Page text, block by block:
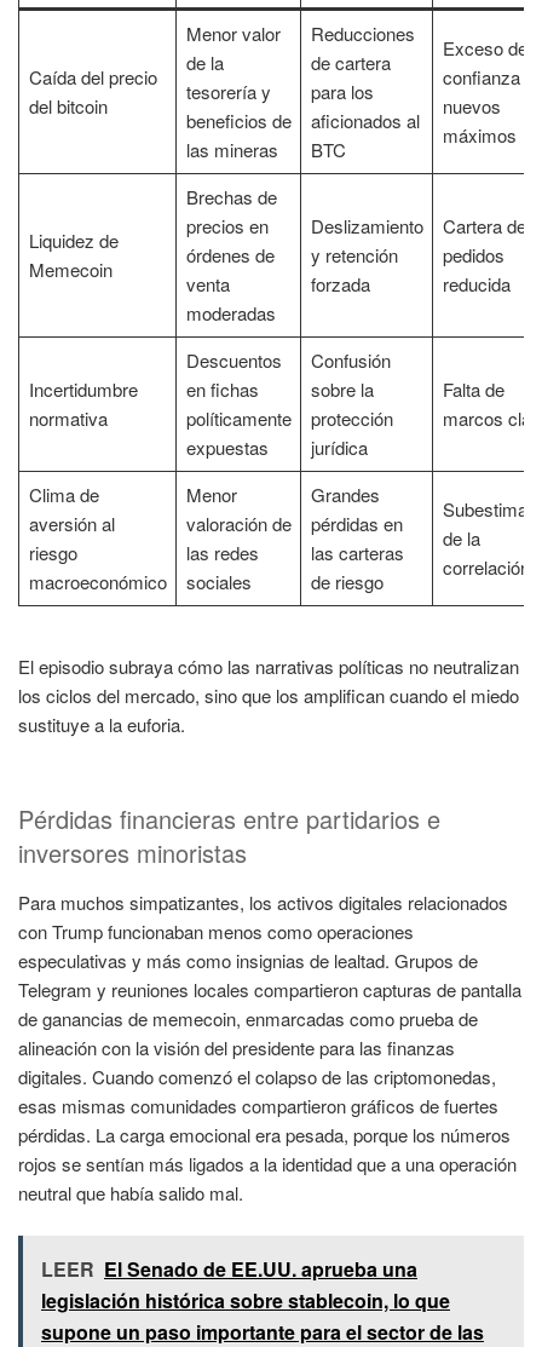
Caída del precio
del bitcoin
Menor valor
de la
tesorería y
beneficios de
las mineras
Reducciones
de cartera
para los
aficionados al
BTC
Exceso de
confianza
nuevos
máximos
Liquidez de
Memecoin
Brechas de
precios en
órdenes de
venta
moderadas
Deslizamiento
y retención
forzada
Cartera de
pedidos
reducida
Incertidumbre
normativa
Descuentos
en fichas
políticamente
expuestas
Confusión
sobre la
protección
jurídica
Falta de
marcos
Clima de
aversión al
riesgo
macroeconómico
Menor
valoración de
las redes
sociales
Grandes
pérdidas en
las carteras
de riesgo
de la
correlación
El episodio subraya cómo las narrativas políticas no neutralizan
los ciclos del mercado, sino que los amplifican cuando el miedo
sustituye a la euforia.
Pérdidas financieras entre partidarios e
inversores minoristas
Para muchos simpatizantes, los activos digitales relacionados
con Trump funcionaban menos como operaciones
especulativas y más como insignias de lealtad. Grupos de
Telegram y reuniones locales compartieron capturas de pantalla
de ganancias de memecoin, enmarcadas como prueba de
alineación con la visión del presidente para las finanzas
digitales. Cuando comenzó el colapso de las criptomonedas,
esas mismas comunidades compartieron gráficos de fuertes
pérdidas. La carga emocional era pesada, porque los números
rojos se sentían más ligados a la identidad que a una operación
neutral que había salido mal.
LEER El Senado de EE.UU. aprueba una
legislación histórica sobre stablecoin, lo que
supone un paso importante para el sector de las